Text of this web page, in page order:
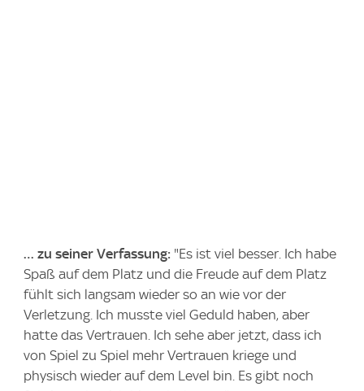
… zu seiner Verfassung: "Es ist viel besser. Ich habe
Spaß auf dem Platz und die Freude auf dem Platz
fühlt sich langsam wieder so an wie vor der
Verletzung. Ich musste viel Geduld haben, aber
hatte das Vertrauen. Ich sehe aber jetzt, dass ich
von Spiel zu Spiel mehr Vertrauen kriege und
physisch wieder auf dem Level bin. Es gibt noch